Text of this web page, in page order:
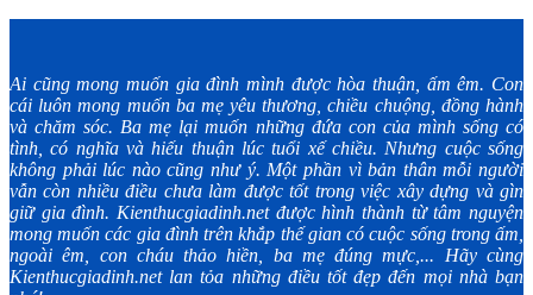
Ai cũng mong muốn gia đình mình được hòa thuận, ấm êm. Con
cái luôn mong muốn ba mẹ yêu thương, chiều chuộng, đồng hành
và chăm sóc. Ba mẹ lại muốn những đứa con của mình sống có
tình, có nghĩa và hiếu thuận lúc tuổi xế chiều. Nhưng cuộc sống
không phải lúc nào cũng như ý. Một phần vì bản thân mỗi người
vẫn còn nhiều điều chưa làm được tốt trong việc xây dựng và gìn
giữ gia đình. Kienthucgiadinh.net được hình thành từ tâm nguyện
mong muốn các gia đình trên khắp thế gian có cuộc sống trong ấm,
ngoài êm, con cháu thảo hiền, ba mẹ đúng mực,... Hãy cùng
Kienthucgiadinh.net lan tỏa những điều tốt đẹp đến mọi nhà bạn